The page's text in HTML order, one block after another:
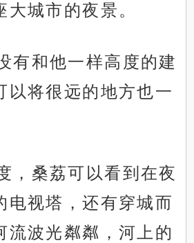
城市的夜景。
有和他一样高度的建
以将很远的地方也一
，桑荔可以看到在夜
电视塔，还有穿城而
流波光粼粼，河上的